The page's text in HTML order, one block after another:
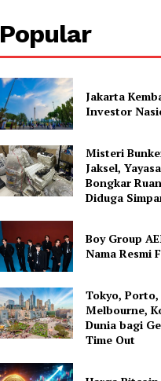
Popular
Jakarta
Investor
Misteri
Jaksel,
Bongkar
Diduga
Boy Group
Nama Resmi
Tokyo,
Melbourne,
Dunia bagi
Time Out